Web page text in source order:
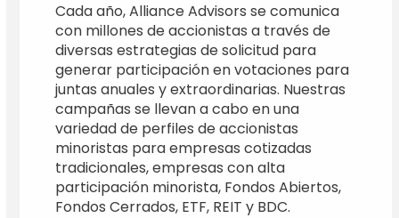
Cada año, Alliance Advisors se comunica
con millones de accionistas a través de
diversas estrategias de solicitud para
generar participación en votaciones para
juntas anuales y extraordinarias. Nuestras
campañas se llevan a cabo en una
variedad de perfiles de accionistas
minoristas para empresas cotizadas
tradicionales, empresas con alta
participación minorista, Fondos Abiertos,
Fondos Cerrados, ETF, REIT y BDC.